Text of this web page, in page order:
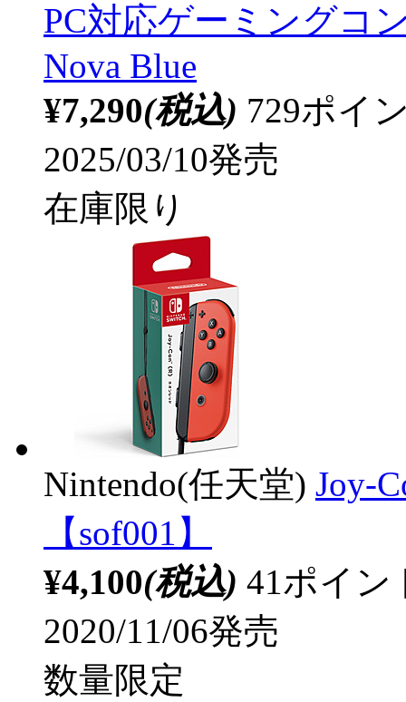
PC対応ゲーミングコ
Nova Blue
¥7,290(税込) 729ポイ
2025/03/10発売
在庫限り
Nintendo(任天堂) Joy-
【sof001】
¥4,100(税込) 41ポイ
2020/11/06発売
数量限定